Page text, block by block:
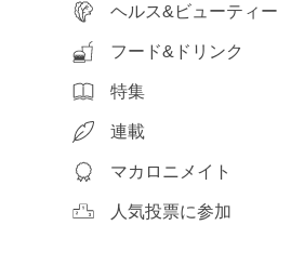
ヘルス&ビューティー
フード&ドリンク
特集
連載
マカロニメイト
人気投票に参加